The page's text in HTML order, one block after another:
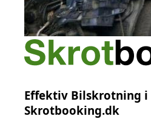
Effektiv Bilskrotning i
Skrotbooking.dk